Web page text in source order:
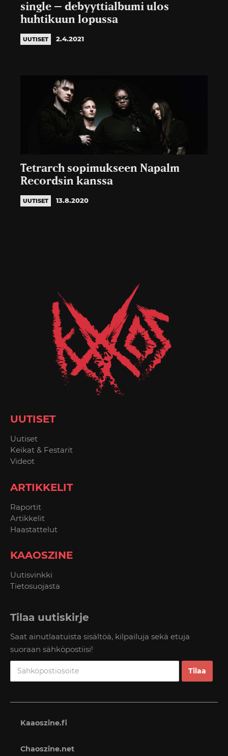
single – debyyttialbumi ulos
huhtikuun lopussa
UUTISET 2.4.2021
Tetrarch sopimukseen Napalm
Recordsin kanssa
UUTISET 13.8.2020
UUTISET
Uutiset
Keikat & Festarit
Videot
ARTIKKELIT
Raportit
Artikkelit
Haastattelut
KAAOSZINE
Uutisvinkki
Tietosuojasta
Tilaa uutiskirje
Saat ainutlaatuista sisältöä, kilpailuja sekä etuja
suoraan sähköpostiisi!
Kaaoszine.fi
Chaoszine.net